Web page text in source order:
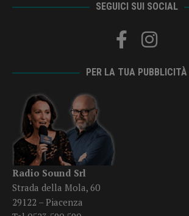
SEGUICI SUI SOCIAL
PER LA TUA PUBBLICITÀ
Radio Sound Srl
Strada della Mola, 60
29122 – Piacenza